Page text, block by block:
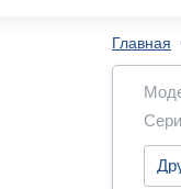
Главная